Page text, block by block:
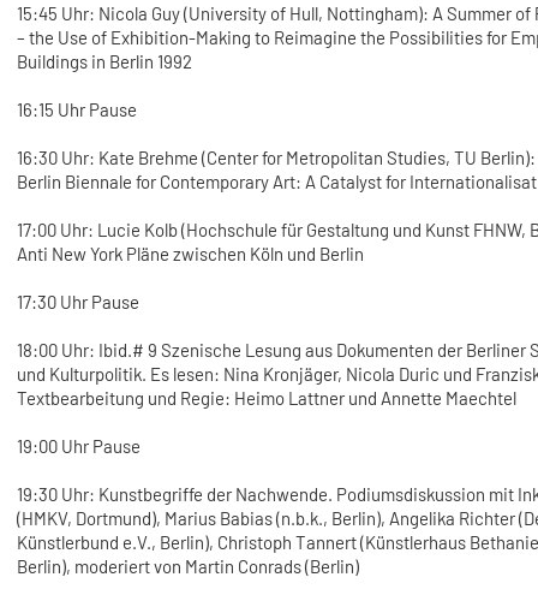
15:45 Uhr: Nicola Guy (University of Hull, Nottingham): A Summer of
– the Use of Exhibition-Making to Reimagine the Possibilities for
Buildings in Berlin 1992
16:15 Uhr Pause
16:30 Uhr: Kate Brehme (Center for Metropolitan Studies, TU Berlin):
Berlin Biennale for Contemporary Art: A Catalyst for
17:00 Uhr: Lucie Kolb (Hochschule für Gestaltung und Kunst FHNW,
Anti New York Pläne zwischen Köln und Berlin
17:30 Uhr Pause
18:00 Uhr: Ibid.# 9 Szenische Lesung aus Dokumenten der Berliner
und Kulturpolitik. Es lesen: Nina Kronjäger, Nicola Duric und
Textbearbeitung und Regie: Heimo Lattner und Annette Maechtel
19:00 Uhr Pause
19:30 Uhr: Kunstbegriffe der Nachwende. Podiumsdiskussion mit
(HMKV, Dortmund), Marius Babias (n.b.k., Berlin), Angelika Richter
Künstlerbund e.V., Berlin), Christoph Tannert (Künstlerhaus
Berlin), moderiert von Martin Conrads (Berlin)